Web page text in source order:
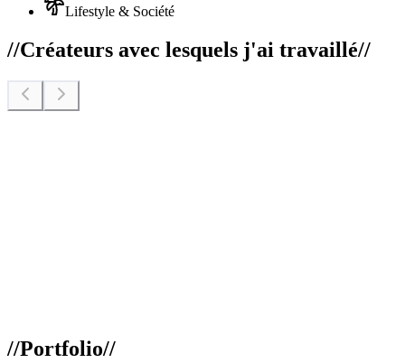
Lifestyle & Société
//Créateurs avec lesquels j'ai travaillé//
//Portfolio//